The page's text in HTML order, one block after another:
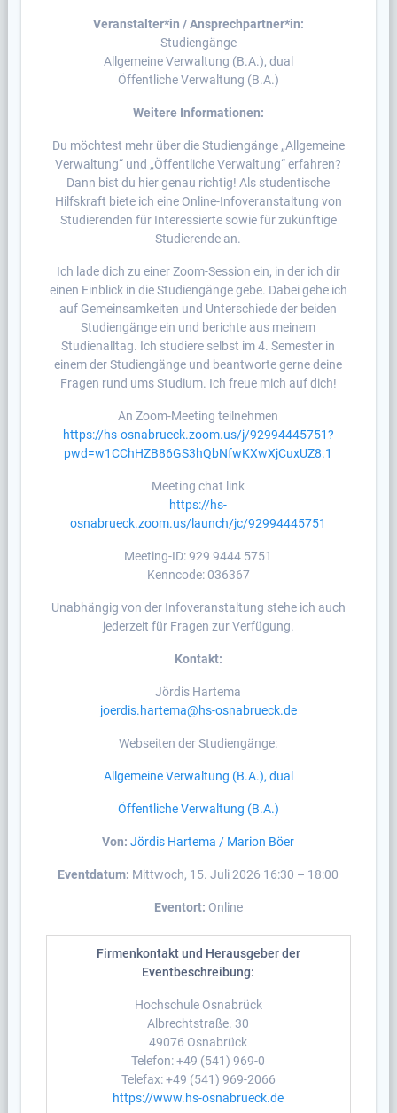
Veranstalter*in / Ansprechpartner*in:
Studiengänge
Allgemeine Verwaltung (B.A.), dual
Öffentliche Verwaltung (B.A.)
Weitere Informationen:
Du möchtest mehr über die Studiengänge „Allgemeine
Verwaltung“ und „Öffentliche Verwaltung“ erfahren?
Dann bist du hier genau richtig! Als studentische
Hilfskraft biete ich eine Online-Infoveranstaltung von
Studierenden für Interessierte sowie für zukünftige
Studierende an.
Ich lade dich zu einer Zoom-Session ein, in der ich dir
einen Einblick in die Studiengänge gebe. Dabei gehe ich
auf Gemeinsamkeiten und Unterschiede der beiden
Studiengänge ein und berichte aus meinem
Studienalltag. Ich studiere selbst im 4. Semester in
einem der Studiengänge und beantworte gerne deine
Fragen rund ums Studium. Ich freue mich auf dich!
An Zoom-Meeting teilnehmen
https://hs-osnabrueck.zoom.us/j/92994445751?
pwd=w1CChHZB86GS3hQbNfwKXwXjCuxUZ8.1
Meeting chat link
https://hs-
osnabrueck.zoom.us/launch/jc/92994445751
Meeting-ID: 929 9444 5751
Kenncode: 036367
Unabhängig von der Infoveranstaltung stehe ich auch
jederzeit für Fragen zur Verfügung.
Kontakt:
Jördis Hartema
joerdis.hartema@hs-osnabrueck.de
Webseiten der Studiengänge:
Allgemeine Verwaltung (B.A.), dual
Öffentliche Verwaltung (B.A.)
Von: Jördis Hartema / Marion Böer
Eventdatum: Mittwoch, 15. Juli 2026 16:30 – 18:00
Eventort: Online
Firmenkontakt und Herausgeber der
Eventbeschreibung:
Hochschule Osnabrück
Albrechtstraße. 30
49076 Osnabrück
Telefon: +49 (541) 969-0
Telefax: +49 (541) 969-2066
https://www.hs-osnabrueck.de